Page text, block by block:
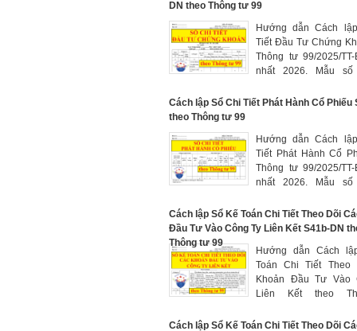
trình, hạng mục công
thúc xây dựng đưa
khai thác, sử dụng
DN theo Thông tư 99
Hướng dẫn Cách
Tiết Đầu Tư Chứng
Thông tư 99/2025/
nhất 2026. Mẫu số
(Đầu tư chứng khoán
khoán có cùng mệnh
lãi suất được hưởng
thức thanh toán lãi suất
Cách lập Sổ Chi Tiết Phát Hành Cổ Phiếu
theo Thông tư 99
Hướng dẫn Cách
Tiết Phát Hành Cổ
Thông tư 99/2025/
nhất 2026. Mẫu số
phiếu do doanh
hành ra công chúng
Cách lập Sổ Kế Toán Chi Tiết Theo Dõi
Đầu Tư Vào Công Ty Liên Kết S41b-DN
Thông tư 99
Hướng dẫn Cách
Toán Chi Tiết Theo
Khoản Đầu Tư Vào
Liên Kết theo
Mẫu số S41b-DN là
Cách lập Sổ Kế Toán Chi Tiết Theo Dõi